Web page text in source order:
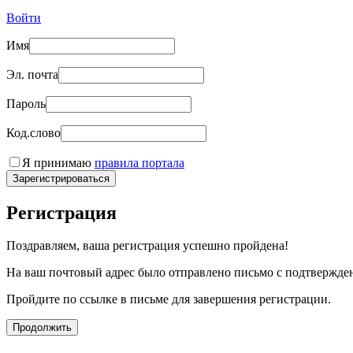
Войти
Имя
Эл. почта
Пароль
Код.слово
Я принимаю правила портала
Зарегистрироваться
Регистрация
Поздравляем, ваша регистрация успешно пройдена!
На ваш почтовый адрес было отправлено письмо с
Пройдите по ссылке в письме для завершения регистрации.
Продолжить